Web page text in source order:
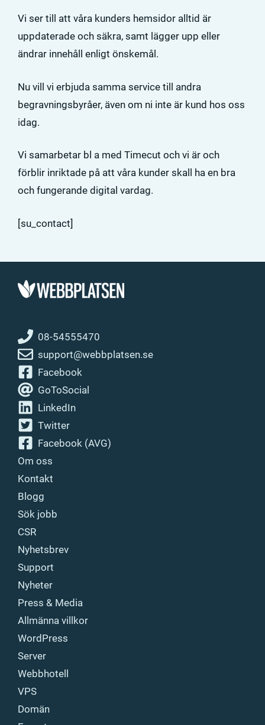
Vi ser till att våra kunders hemsidor alltid är
uppdaterade och säkra, samt lägger upp eller
ändrar innehåll enligt önskemål.
Nu vill vi erbjuda samma service till andra
begravningsbyråer, även om ni inte är kund hos oss
idag.
Vi samarbetar bl a med Timecut och vi är och
förblir inriktade på att våra kunder skall ha en bra
och fungerande digital vardag.
[su_contact]
08-54555470
support@webbplatsen.se
Facebook
GoToSocial
LinkedIn
Twitter
Facebook (AVG)
Om oss
Kontakt
Blogg
Sök jobb
CSR
Nyhetsbrev
Support
Nyheter
Press & Media
Allmänna villkor
WordPress
Server
Webbhotell
VPS
Domän